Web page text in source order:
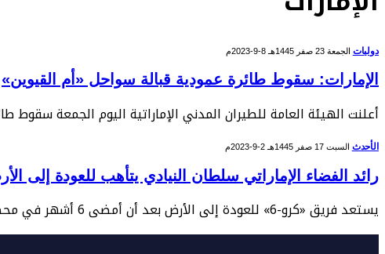
دوليات الجمعة 23 صفر 1445هـ 8-9-2023م
الإمارات: سقوط طائرة عمودية قبالة سواحل «أم القيوين»
أعلنت الهيئة العامة للطيران المدني الإماراتية اليوم الجمعة سقوط
الأحدث السبت 17 صفر 1445هـ 2-9-2023م
رائد الفضاء الإماراتي سلطان النيادي يتأهب للعودة إلى
يستعد فريق «كرو-6» للعودة إلى الأرض بعد أن أمضى 6 أشهر في محطة الفضاء الدولية، ومن بينهم رائد الفضاء الإماراتي سلطان النيادي الذي أنجز أول مهمة…